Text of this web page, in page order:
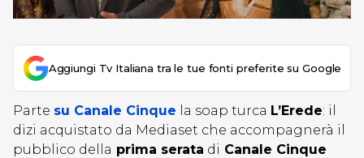
Aggiungi Tv Italiana tra le tue fonti preferite su Google
Parte su Canale Cinque la soap turca L’Erede: il
dizi acquistato da Mediaset che accompagnerà il
pubblico della prima serata di Canale Cinque